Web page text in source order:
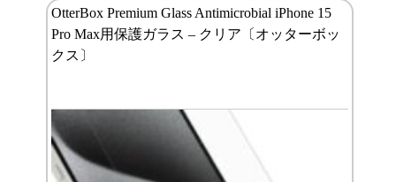
OtterBox Premium Glass Antimicrobial iPhone 15
Pro Max用保護ガラス – クリア〔オッターボッ
クス〕